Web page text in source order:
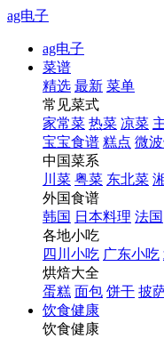
ag电子
ag电子
菜谱
精选 最新 菜单
常见菜式
家常菜 热菜 凉菜
宝宝食谱 糕点 微
中国菜系
川菜 粤菜 东北菜
外国食谱
韩国 日本料理 法国
各地小吃
四川小吃 广东小吃
烘焙大全
蛋糕 面包 饼干 披
饮食健康
饮食健康